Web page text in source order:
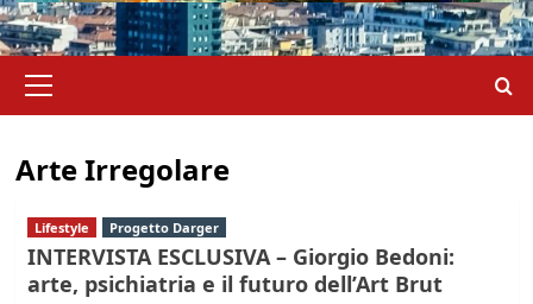
principale
Arte Irregolare
Lifestyle Progetto Darger
INTERVISTA ESCLUSIVA – Giorgio Bedoni:
arte, psichiatria e il futuro dell’Art Brut